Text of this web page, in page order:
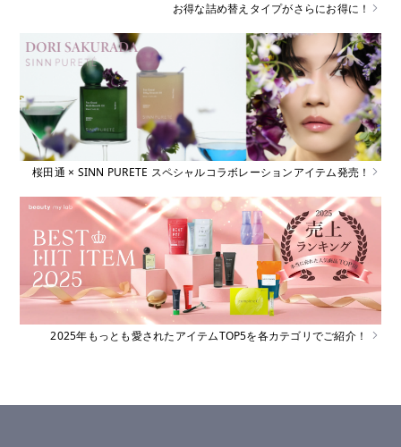
お得な詰め替えタイプがさらにお得に！
桜田通 × SINN PURETE スペシャルコラボレーションアイテム発売！
2025年もっとも愛されたアイテムTOP5を各カテゴリでご紹介！